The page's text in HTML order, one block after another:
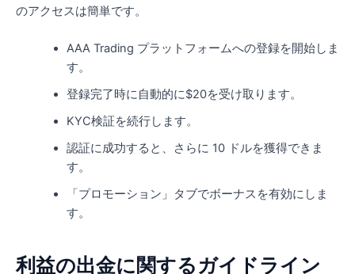
のアクセスは簡単です。
AAA Trading プラットフォームへの登録を開始しま
す。
登録完了時に自動的に$20を受け取ります。
KYC検証を続行します。
認証に成功すると、さらに 10 ドルを獲得できま
す。
「プロモーション」タブでボーナスを有効にしま
す。
利益の出金に関するガイドライン